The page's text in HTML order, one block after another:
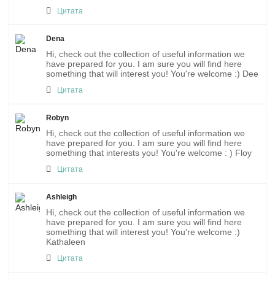
Цитата
Dena
Hi, check out the collection of useful information we
have prepared for you. I am sure you will find here
something that will interest you! You're welcome :) Dee
Цитата
Robyn
Hi, check out the collection of useful information we
have prepared for you. I am sure you will find here
something that interests you! You're welcome : ) Floy
Цитата
Ashleigh
Hi, check out the collection of useful information we
have prepared for you. I am sure you will find here
something that will interest you! You're welcome :)
Kathaleen
Цитата